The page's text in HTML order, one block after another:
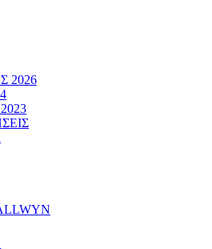
2026